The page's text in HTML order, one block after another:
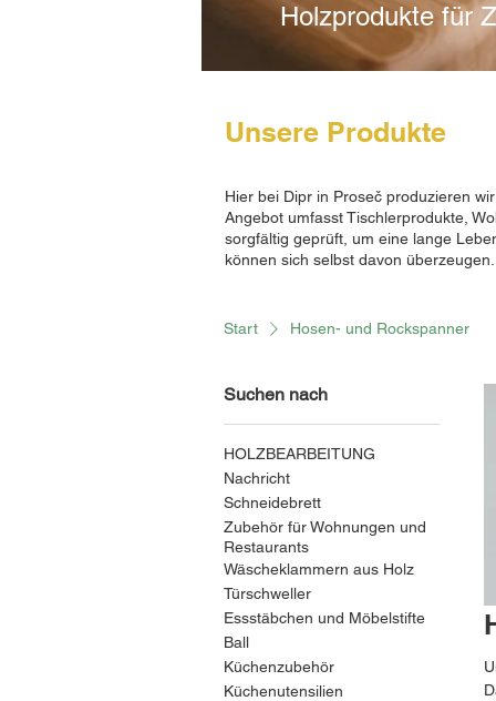
Holzprodukte für
Unsere Produkte
Hier bei Dipr in Proseč produzieren
Angebot umfasst Tischlerprodukte,
sorgfältig geprüft, um eine lange
können sich selbst davon überzeugen.
Start Hosen- und Rockspanner
Suchen nach
HOLZBEARBEITUNG
Nachricht
Schneidebrett
Zubehör für Wohnungen und
Restaurants
Wäscheklammern aus Holz
Türschweller
Essstäbchen und Möbelstifte
Ball
Küchenzubehör
Küchenutensilien